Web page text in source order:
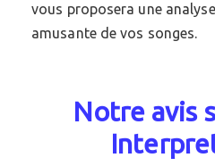
vous proposera une
amusante de vos songes.
Notre avis